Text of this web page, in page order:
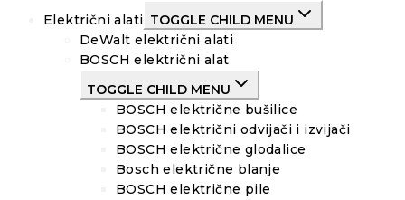
Električni alati TOGGLE CHILD MENU
DeWalt električni alati
BOSCH električni alat
TOGGLE CHILD MENU
BOSCH električne bušilice
BOSCH električni odvijači i izvijači
BOSCH električne glodalice
Bosch električne blanje
BOSCH električne pile